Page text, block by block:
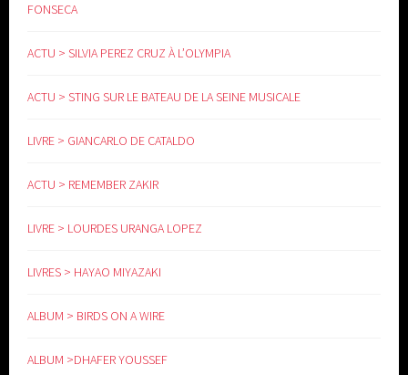
FONSECA
ACTU > SILVIA PEREZ CRUZ À L’OLYMPIA
ACTU > STING SUR LE BATEAU DE LA SEINE MUSICALE
LIVRE > GIANCARLO DE CATALDO
ACTU > REMEMBER ZAKIR
LIVRE > LOURDES URANGA LOPEZ
LIVRES > HAYAO MIYAZAKI
ALBUM > BIRDS ON A WIRE
ALBUM >DHAFER YOUSSEF